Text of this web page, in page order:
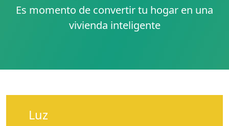
Es momento de convertir tu hogar en una
vivienda inteligente
Luz